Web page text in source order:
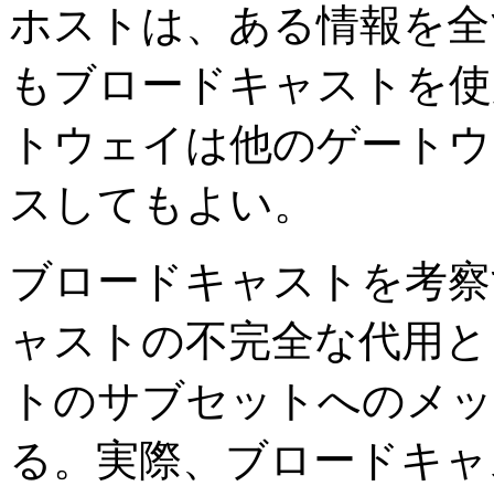
ホストは、ある情報を
もブロードキャストを
トウェイは他のゲート
スしてもよい。
ブロードキャストを考
ャストの不完全な代用
トのサブセットへのメ
る。実際、ブロードキ